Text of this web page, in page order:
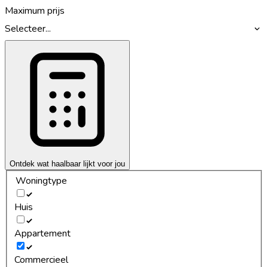
Maximum prijs
Selecteer...
Ontdek wat haalbaar lijkt voor jou
Woningtype
Huis
Appartement
Commercieel